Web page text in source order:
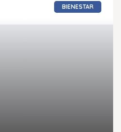
BIENESTAR